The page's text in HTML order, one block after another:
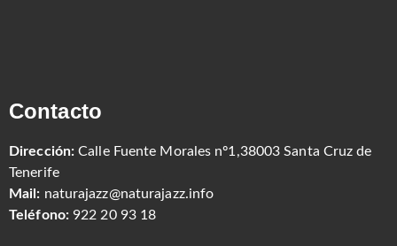
Contacto
Dirección: Calle Fuente Morales nº1,38003 Santa Cruz de
Tenerife
Mail: naturajazz@naturajazz.info
Teléfono: 922 20 93 18